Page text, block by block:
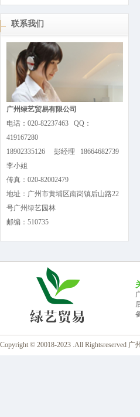
联系我们
广州绿艺贸易有限公司
电话：020-82237463 QQ：
419167280
18902335126 彭经理 18664682739
李小姐
传真：020-82002479
地址：广州市黄埔区南岗镇后山路22
号广州绿艺园林
邮编：510735
Copyright © 20018-2023 .All Rightsreserved